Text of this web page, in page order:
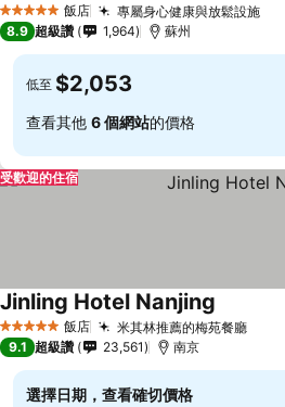
5 星級 飯店 專屬身心健康與放鬆設施
8.9 超級讚 1,964 蘇州
低至 $2,053
查看其他 6 個網站的價格
受歡迎的住宿
5 星級 飯店 米其林推薦的梅苑餐廳
Jinling Hotel Nanjing
9.1 超級讚 23,561 南京
選擇日期，查看確切價格